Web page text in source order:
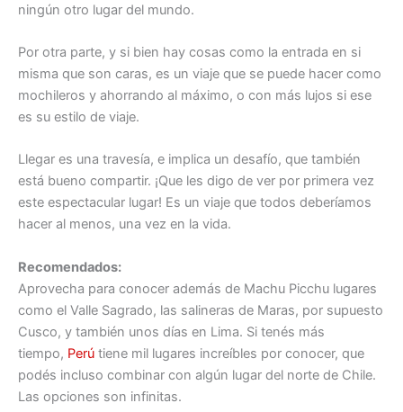
ningún otro lugar del mundo.
Por otra parte, y si bien hay cosas como la entrada en si
misma que son caras, es un viaje que se puede hacer como
mochileros y ahorrando al máximo, o con más lujos si ese
es su estilo de viaje.
Llegar es una travesía, e implica un desafío, que también
está bueno compartir. ¡Que les digo de ver por primera vez
este espectacular lugar! Es un viaje que todos deberíamos
hacer al menos, una vez en la vida.
Recomendados:
Aprovecha para conocer además de Machu Picchu lugares
como el Valle Sagrado, las salineras de Maras, por supuesto
Cusco, y también unos días en Lima. Si tenés más
tiempo, Perú tiene mil lugares increíbles por conocer, que
podés incluso combinar con algún lugar del norte de Chile.
Las opciones son infinitas.